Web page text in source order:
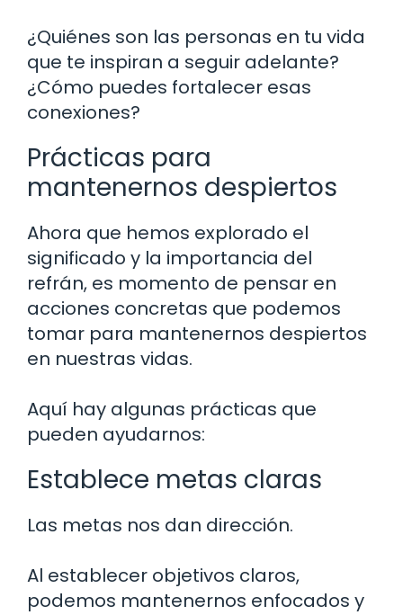
¿Quiénes son las personas en tu vida
que te inspiran a seguir adelante?
¿Cómo puedes fortalecer esas
conexiones?
Prácticas para
mantenernos despiertos
Ahora que hemos explorado el
significado y la importancia del
refrán, es momento de pensar en
acciones concretas que podemos
tomar para mantenernos despiertos
en nuestras vidas.
Aquí hay algunas prácticas que
pueden ayudarnos:
Establece metas claras
Las metas nos dan dirección.
Al establecer objetivos claros,
podemos mantenernos enfocados y